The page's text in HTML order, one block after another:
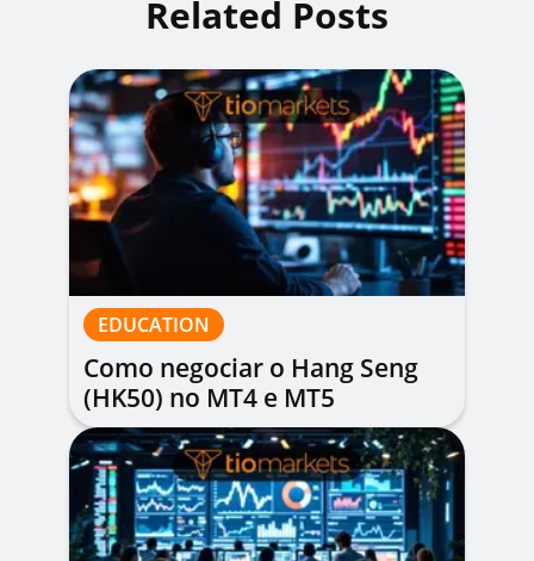
Related Posts
EDUCATION
Como negociar o Hang Seng
(HK50) no MT4 e MT5